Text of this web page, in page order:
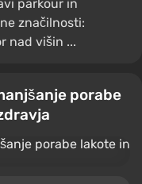
parkour in
značilnosti:
nad višin ...
porabe